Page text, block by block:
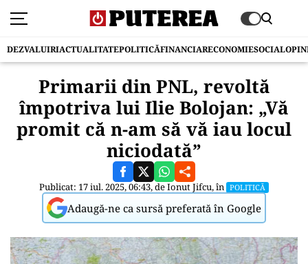
DEZVALUIRIACTUALITATEPOLITICĂFINANCIARECONOMIESOCIAL
Primarii din PNL, revoltă
împotriva lui Ilie Bolojan: „Vă
promit că n-am să vă iau locul
niciodată”
Publicat: 17 iul. 2025, 06:43, deIonut Jifcu, în POLITICĂ
Adaugă-ne ca sursă preferată în Google